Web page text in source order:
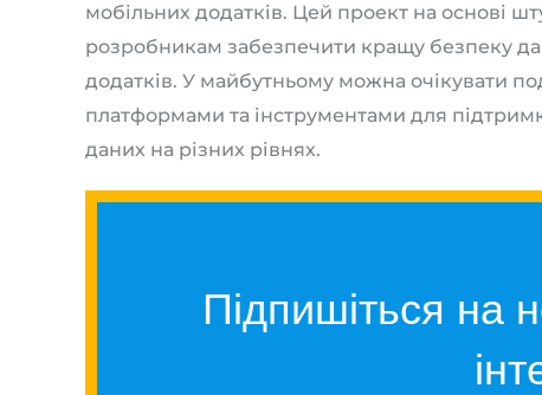
мобільних додатків. Цей проект на основі
розробникам забезпечити кращу безпеку
додатків. У майбутньому можна очікувати
платформами та інструментами для
даних на різних рівнях.
Підпишіться на